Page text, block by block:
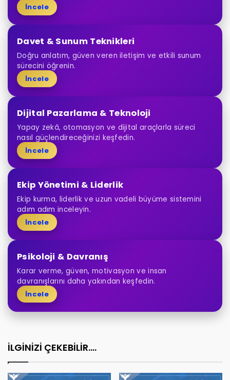
İncele
Davet & Sunum Teknikleri
Doğru anlatım, güven veren iletişim ve etkili sunum
sürecini öğrenin.
İncele
Dijital Pazarlama & Teknoloji
Yapay zekâ, otomasyon ve dijital araçlarla süreci
nasıl güçlendireceğinizi keşfedin.
İncele
Ekip Yönetimi & Liderlik
Ekip kurma, liderlik ve uzun vadeli büyüme sistemini
adım adım inceleyin.
İncele
Psikoloji & Davranış
Karar verme, güven, motivasyon ve insan
davranışlarını daha yakından keşfedin.
İncele
İLGİNİZİ ÇEKEBİLİR....